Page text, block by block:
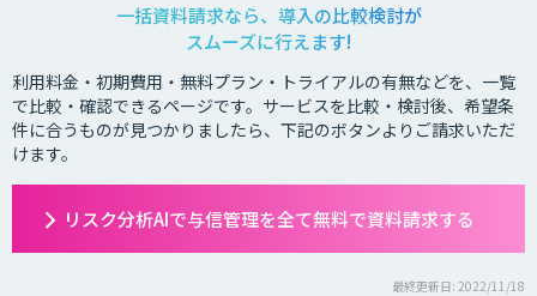
一括資料請求なら、導入の比較検討が
スムーズに行えます!
利用料金・初期費用・無料プラン・トライアルの有無などを、一覧
で比較・確認できるページです。サービスを比較・検討後、希望条
件に合うものが見つかりましたら、下記のボタンよりご請求いただ
けます。
リスク分析AIで与信管理を全て無料で資料請求する
最終更新日: 2022/11/18